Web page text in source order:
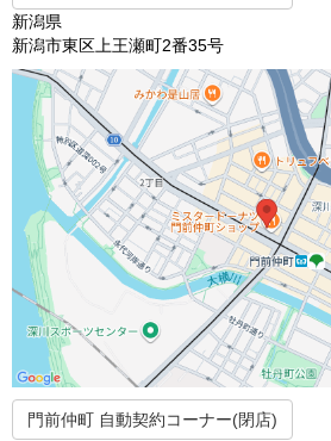
新潟県
新潟市東区上王瀬町2番35号
門前仲町 自動契約コーナー(閉店)